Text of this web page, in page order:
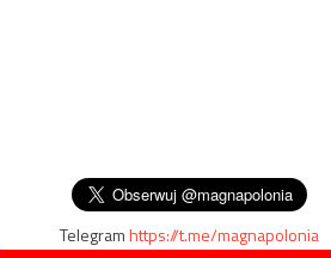
Telegramhttps://t.me/magnapolonia